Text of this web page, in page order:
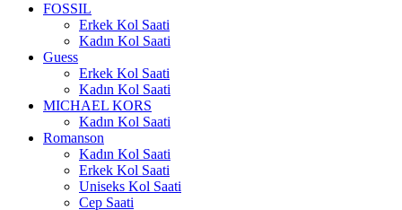
FOSSIL
Erkek Kol Saati
Kadın Kol Saati
Guess
Erkek Kol Saati
Kadın Kol Saati
MICHAEL KORS
Kadın Kol Saati
Romanson
Kadın Kol Saati
Erkek Kol Saati
Uniseks Kol Saati
Cep Saati